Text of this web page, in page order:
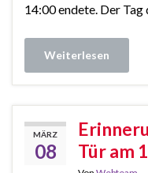
14:00 endete. Der Tag
Weiterlesen
MÄRZ
08
Tür am